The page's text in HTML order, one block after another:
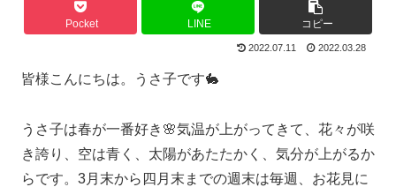
Pocket LINE コピー
2022.07.11 2022.03.28
皆様こんにちは。うさ子です🐇
うさ子は春が一番好き🌸気温が上がってきて、花々が咲
き誇り、空は青く、太陽があたたかく、気分が上がるか
らです。3月末から四月末までの週末は毎週、お花見に